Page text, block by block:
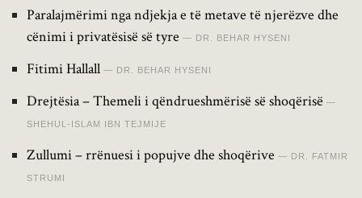
Paralajmërimi nga ndjekja e të metave të njerëzve dhe
cënimi i privatësisë së tyre
DR. BEHAR HYSENI
Fitimi Hallall DR. BEHAR HYSENI
Drejtësia – Themeli i qëndrueshmërisë së shoqërisë
SHEHUL-ISLAM IBN TEJMIJE
Zullumi – rrënuesi i popujve dhe shoqërive DR. FATMIR
STRUMI